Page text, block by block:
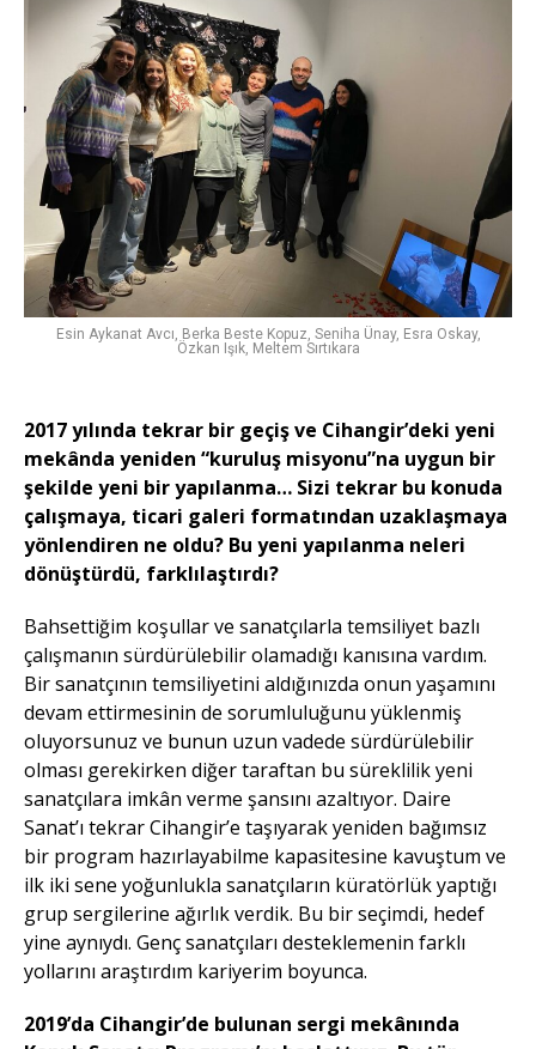
Esin Aykanat Avcı, Berka Beste Kopuz, Seniha Ünay, Esra Oskay,
Özkan Işık, Meltem Sırtıkara
2017 yılında tekrar bir geçiş ve Cihangir’deki yeni
mekânda yeniden “kuruluş misyonu”na uygun bir
şekilde yeni bir yapılanma… Sizi tekrar bu konuda
çalışmaya, ticari galeri formatından uzaklaşmaya
yönlendiren ne oldu? Bu yeni yapılanma neleri
dönüştürdü, farklılaştırdı?
Bahsettiğim koşullar ve sanatçılarla temsiliyet bazlı
çalışmanın sürdürülebilir olamadığı kanısına vardım.
Bir sanatçının temsiliyetini aldığınızda onun yaşamını
devam ettirmesinin de sorumluluğunu yüklenmiş
oluyorsunuz ve bunun uzun vadede sürdürülebilir
olması gerekirken diğer taraftan bu süreklilik yeni
sanatçılara imkân verme şansını azaltıyor. Daire
Sanat’ı tekrar Cihangir’e taşıyarak yeniden bağımsız
bir program hazırlayabilme kapasitesine kavuştum ve
ilk iki sene yoğunlukla sanatçıların küratörlük yaptığı
grup sergilerine ağırlık verdik. Bu bir seçimdi, hedef
yine aynıydı. Genç sanatçıları desteklemenin farklı
yollarını araştırdım kariyerim boyunca.
2019’da Cihangir’de bulunan sergi mekânında